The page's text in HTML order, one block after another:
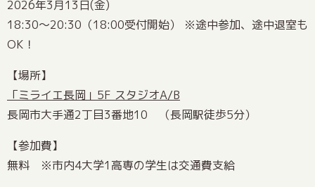
2026年3月13日(金)
18:30～20:30（18:00受付開始） ※途中参加、途中退室も
OK！
【場所】
「ミライエ長岡」5F スタジオA/B
長岡市大手通2丁目3番地10 （長岡駅徒歩5分）
【参加費】
無料 ※市内4大学1高専の学生は交通費支給